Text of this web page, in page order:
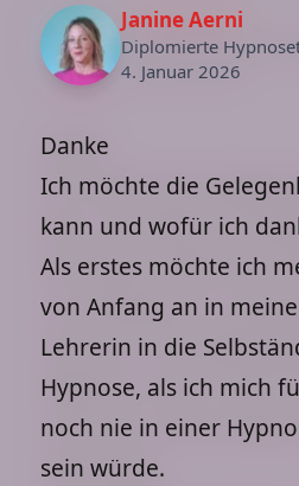
Janine Aerni
Diplomierte
4. Januar 2026
Danke
Ich möchte die
kann und wofür ich
Als erstes möchte ich
von Anfang an in
Lehrerin in die
Hypnose, als ich mich
noch nie in einer
sein würde.